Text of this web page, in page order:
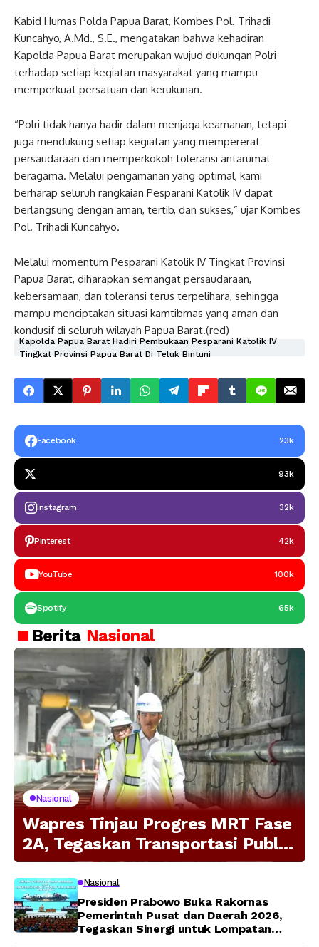
Kabid Humas Polda Papua Barat, Kombes Pol. Trihadi
Kuncahyo, A.Md., S.E., mengatakan bahwa kehadiran
Kapolda Papua Barat merupakan wujud dukungan Polri
terhadap setiap kegiatan masyarakat yang mampu
memperkuat persatuan dan kerukunan.
“Polri tidak hanya hadir dalam menjaga keamanan, tetapi
juga mendukung setiap kegiatan yang mempererat
persaudaraan dan memperkokoh toleransi antarumat
beragama. Melalui pengamanan yang optimal, kami
berharap seluruh rangkaian Pesparani Katolik IV dapat
berlangsung dengan aman, tertib, dan sukses,” ujar Kombes
Pol. Trihadi Kuncahyo.
Melalui momentum Pesparani Katolik IV Tingkat Provinsi
Papua Barat, diharapkan semangat persaudaraan,
kebersamaan, dan toleransi terus terpelihara, sehingga
mampu menciptakan situasi kamtibmas yang aman dan
kondusif di seluruh wilayah Papua Barat.(red)
Kapolda Papua Barat Hadiri Pembukaan Pesparani Katolik IV
Tingkat Provinsi Papua Barat Di Teluk Bintuni
Facebook 23k
93k
Instagram 32k
Pinterest 42k
YouTube 100k
Spotify 65k
Berita Nasional
Nasional
Wapres Tinjau Progres MRT Fase
2A, Tegaskan Transportasi Publik
Modern Jadi Prioritas Nasional
Nasional
Presiden Prabowo Buka Rakornas
Pemerintah Pusat dan Daerah 2026,
Tegaskan Sinergi untuk Lompatan